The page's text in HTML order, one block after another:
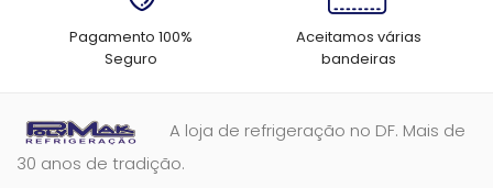
Pagamento 100%
Seguro
Aceitamos várias
bandeiras
A loja de refrigeração no DF. Mais de
30 anos de tradição.